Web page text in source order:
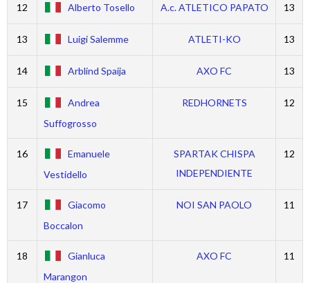
12 Alberto Tosello A.c. ATLETICO PAPATO 13
13 Luigi Salemme ATLETI-KO 13
14 Arblind Spaija AXO FC 13
15
Andrea
Suffogrosso
REDHORNETS 12
16
Emanuele
Vestidello
SPARTAK CHISPA
INDEPENDIENTE
12
17
Giacomo
Boccalon
NOI SAN PAOLO 11
18
Gianluca
Marangon
AXO FC 11